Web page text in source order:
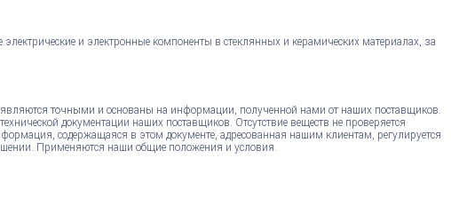
и электронные компоненты в стеклянных и керамических материалах, за
точными и основаны на информации, полученной нами от наших поставщиков.
документации наших поставщиков. Отсутствие веществ не проверяется
содержащаяся в этом документе, адресованная нашим клиентам, регулируется
Применяются наши общие положения и условия.